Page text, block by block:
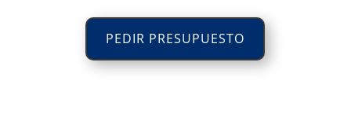
PEDIR PRESUPUESTO